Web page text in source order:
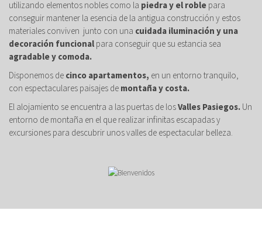
utilizando elementos nobles como la piedra y el roble para
conseguir mantener la esencia de la antigua construcción y estos
materiales conviven junto con una cuidada iluminación y una
decoración funcional para conseguir que su estancia sea
agradable y comoda.
Disponemos de cinco apartamentos, en un entorno tranquilo,
con espectaculares paisajes de montaña y costa.
El alojamiento se encuentra a las puertas de losValles Pasiegos. Un
entorno de montaña en el que realizar infinitas escapadas y
excursiones para descubrir unos valles de espectacular belleza.